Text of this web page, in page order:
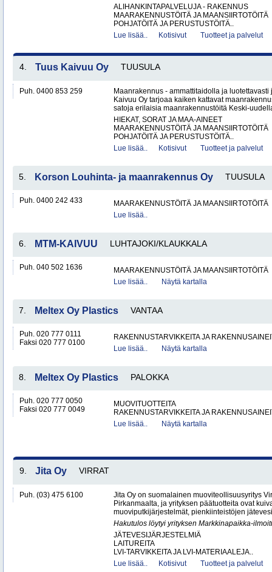
ALIHANKINTAPALVELUJA - RAKENNUS
MAARAKENNUSTÖITÄ JA MAANSIIRTOTÖITÄ
POHJATÖITÄ JA PERUSTUSTÖITÄ..
Lue lisää..
Kotisivut Tuotteet ja palvelut
4. Tuus Kaivuu Oy TUUSULA
Puh. 0400 853 259
Maanrakennus - ammattitaidolla ja
Kaivuu Oy tarjoaa kaiken kattavat
satoja erilaisia maanrakennustöitä Keski-
HIEKAT, SORAT JA MAA-AINEET
MAARAKENNUSTÖITÄ JA MAANSIIRTOTÖITÄ
POHJATÖITÄ JA PERUSTUSTÖITÄ..
Lue lisää..
Kotisivut Tuotteet ja palvelut
5. Korson Louhinta- ja maanrakennus Oy TUUSULA
Puh. 0400 242 433
MAARAKENNUSTÖITÄ JA MAANSIIRTOTÖITÄ
Lue lisää..
6. MTM-KAIVUU LUHTAJOKI/KLAUKKALA
Puh. 040 502 1636
MAARAKENNUSTÖITÄ JA MAANSIIRTOTÖITÄ
Lue lisää..
Näytä kartalla
7. Meltex Oy Plastics VANTAA
Puh. 020 777 0111
Faksi 020 777 0100
RAKENNUSTARVIKKEITA JA
Lue lisää..
Näytä kartalla
8. Meltex Oy Plastics PALOKKA
Puh. 020 777 0050
Faksi 020 777 0049
MUOVITUOTTEITA
RAKENNUSTARVIKKEITA JA
Lue lisää..
Näytä kartalla
9. Jita Oy VIRRAT
Puh. (03) 475 6100
Jita Oy on suomalainen muoviteollisuusyritys
Pirkanmaalta, ja yrityksen päätuotteita ovat
muoviputkijärjestelmät, pienkiinteistöjen
Hakutulos löytyi yrityksen Markkinapaikka-
JÄTEVESIJÄRJESTELMIÄ
LAITUREITA
LVI-TARVIKKEITA JA LVI-MATERIAALEJA..
Lue lisää..
Kotisivut Tuotteet ja palvelut